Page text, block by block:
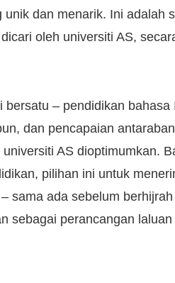
dan menarik. Ini adalah
oleh universiti AS,
– pendidikan
dan pencapaian
AS dioptimumkan.
pilihan ini untuk
sama ada sebelum
sebagai perancangan